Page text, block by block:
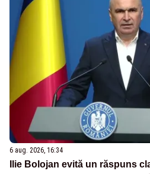
6 aug. 2026, 16:34
Ilie Bolojan evită un răspuns